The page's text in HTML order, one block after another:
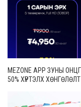
MEZONE APP ЗУНЫ
50% ХҮРТЭЛХ ХӨНГӨЛӨЛТ